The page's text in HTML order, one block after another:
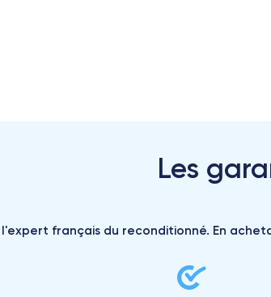
Les
français du reconditionné. En